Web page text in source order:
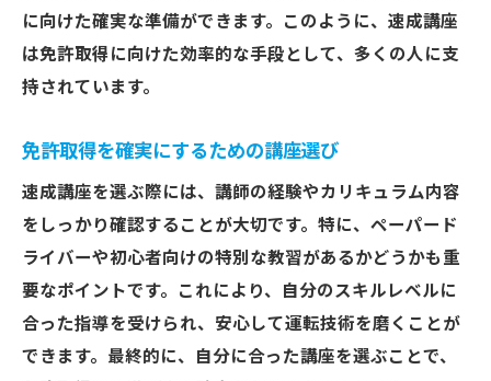
に向けた確実な準備ができます。このように、速成講座
は免許取得に向けた効率的な手段として、多くの人に支
持されています。
免許取得を確実にするための講座選び
速成講座を選ぶ際には、講師の経験やカリキュラム内容
をしっかり確認することが大切です。特に、ペーパード
ライバーや初心者向けの特別な教習があるかどうかも重
要なポイントです。これにより、自分のスキルレベルに
合った指導を受けられ、安心して運転技術を磨くことが
できます。最終的に、自分に合った講座を選ぶことで、